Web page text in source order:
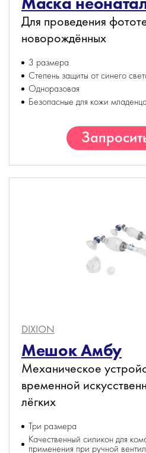
Для проведения
новорождённых
3 размера
Степень защиты от синего
Одноразовая
Безопасные для кожи
DIXION
Мешок Амбу
Механическое
временной
лёгких
Три размера
Качественный силикон для
применения при ручной